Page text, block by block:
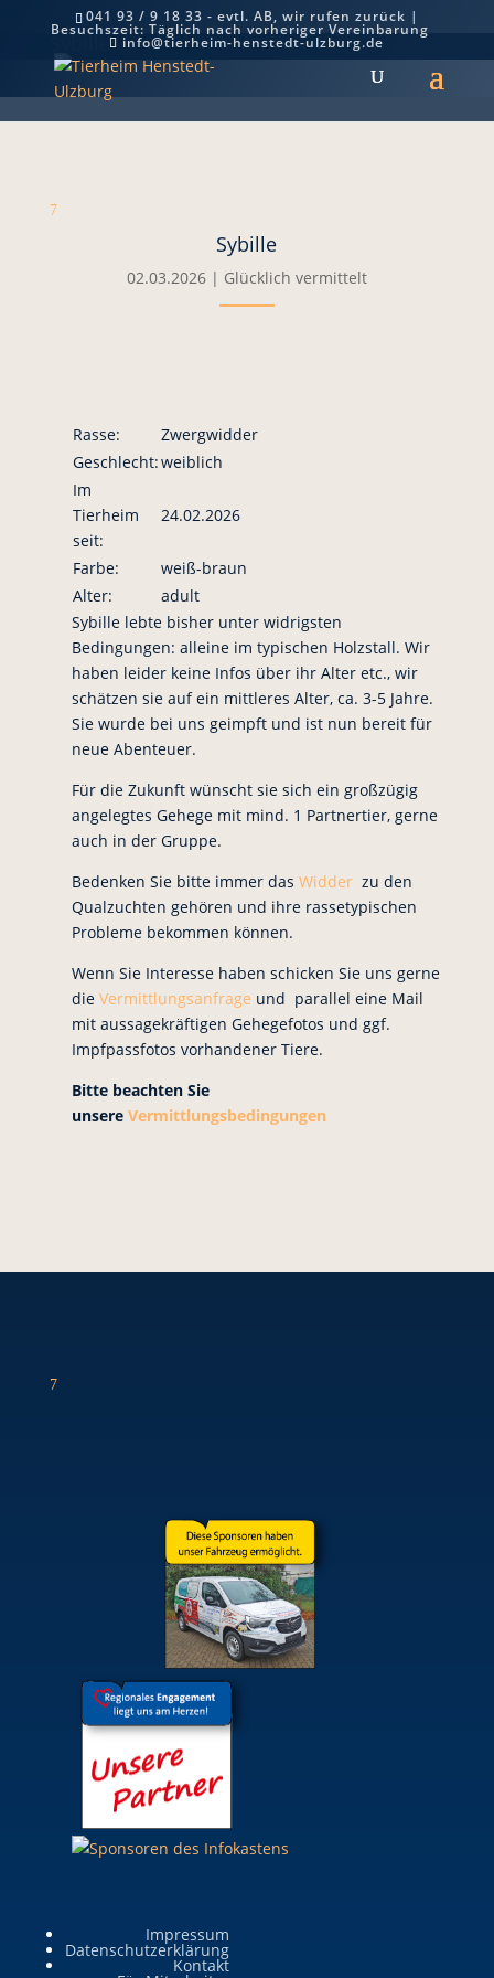
041 93 / 9 18 33 - evtl. AB, wir rufen zurück |
Besuchszeit: Täglich nach vorheriger Vereinbarung
info@tierheim-henstedt-ulzburg.de
Sybille
7
Sybille
02.03.2026| Glücklich vermittelt
Rasse:
Zwergwidder
Geschlecht:weiblich
Im
Tierheim
seit:
24.02.2026
Farbe:
weiß-braun
Alter:
adult
Sybille lebte bisher unter widrigsten
Bedingungen: alleine im typischen Holzstall. Wir
haben leider keine Infos über ihr Alter etc., wir
schätzen sie auf ein mittleres Alter, ca. 3-5 Jahre.
Sie wurde bei uns geimpft und ist nun bereit für
neue Abenteuer.
Für die Zukunft wünscht sie sich ein großzügig
angelegtes Gehege mit mind. 1 Partnertier, gerne
auch in der Gruppe.
Bedenken Sie bitte immer das Widderzu den
Qualzuchten gehören und ihre rassetypischen
Probleme bekommen können.
Wenn Sie Interesse haben schicken Sie uns gerne
die Vermittlungsanfrage und parallel eine Mail
mit aussagekräftigen Gehegefotos und ggf.
Impfpassfotos vorhandener Tiere.
Bitte beachten Sie
unsere Vermittlungsbedingungen
7
Impressum
Datenschutzerklärung
Kontakt